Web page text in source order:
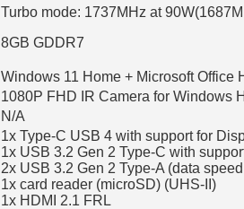
Turbo mode: 1737MHz at
8GB GDDR7
Windows 11 Home + Microsoft Office
1080P FHD IR Camera for Windows
N/A
1x Type-C USB 4 with support for
1x USB 3.2 Gen 2 Type-C with
2x USB 3.2 Gen 2 Type-A (data
1x card reader (microSD) (UHS-II)
1x HDMI 2.1 FRL